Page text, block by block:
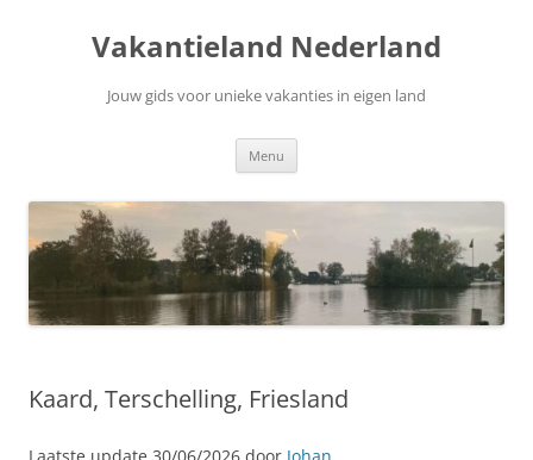
Vakantieland Nederland
Jouw gids voor unieke vakanties in eigen land
Menu
Kaard, Terschelling, Friesland